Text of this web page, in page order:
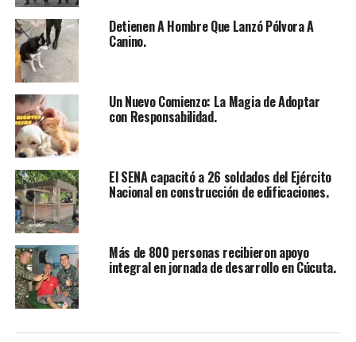
En otro frente, uniformados adscritos a la
Investigación Criminal (SIJIN)llevaron a cabo una
orden de allanamiento en el barrio El Contento de la
comuna uno. Allí, se capturó a
Ortega Carrero
solicitado judicialmente por los delitos de homicidio y
porte ilegal de armas de fuego. Se le vincula a hechos
ocurridos en junio de 2023 en el barrio Circunvalación,
donde perdió la vida el señor Pedro Manuel Villamizar
Ramírez y otra persona resultó lesionada.
Cayó un Peligroso Sicario
En la ciudad de La Juan Atalaya, cayó un peligroso
sicario conocido comoalias “Estí”. Este individuo
pertenecía a una temida banda criminal que operaba en
Cúcuta. Su captura representa un importante logro en
la lucha contra la violencia y la delincuencia en la
Detienen A Hombre Que Lanzó Pólvora A
Canino.
Un Nuevo Comienzo: La Magia de Adoptar
con Responsabilidad.
El SENA capacitó a 26 soldados del Ejército
Nacional en construcción de edificaciones.
Más de 800 personas recibieron apoyo
integral en jornada de desarrollo en Cúcuta.